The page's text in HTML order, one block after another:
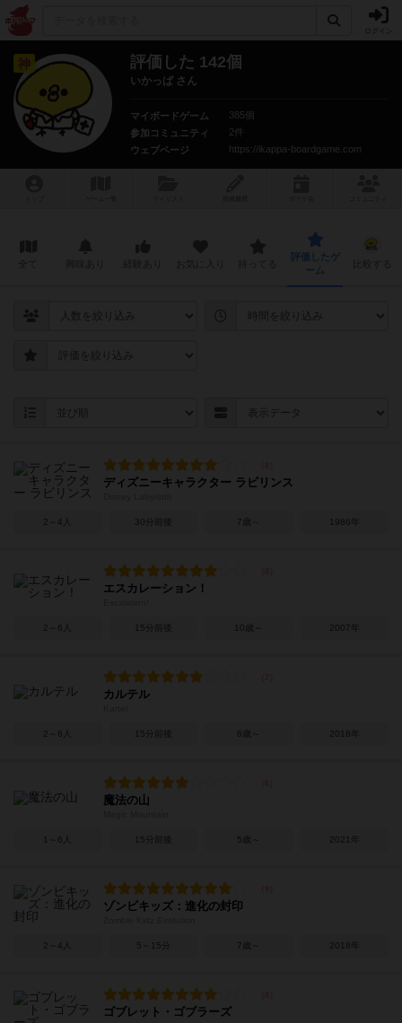
神 評価した 142個
いかっぱ さん
マイボードゲーム
385個
参加コミュニティ
2件
ウェブページ
https://ikappa-boardgame.com
評価したゲ
ーム
ディズニーキャラクター ラビリンス
2～4人 30分前後 7歳～ 1986年
エスカレーション！
2～6人 15分前後 10歳～ 2007年
カルテル
2～6人 15分前後 6歳～ 2018年
魔法の山
1～6人 15分前後 5歳～ 2021年
ゾンビキッズ：進化の封印
2～4人 5～15分 7歳～ 2018年
ゴブレット・ゴブラーズ